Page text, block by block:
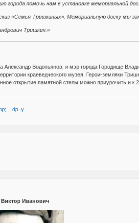
города помочь нам в установке мемориальной
«Семья Тришкиных». Мемориальную доску мы
Тришкин.»
Водопьянов, и мэр города Городище
краеведческого музея. Герои-земляки
открытие памятной стелы можно приурочить и к
Иванович